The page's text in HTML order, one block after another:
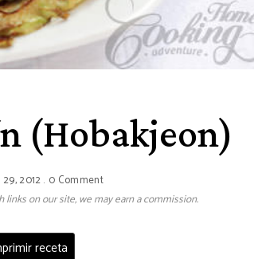
(Hobakjeon)
2012 0 Comment
on our site, we may earn a commission.
receta